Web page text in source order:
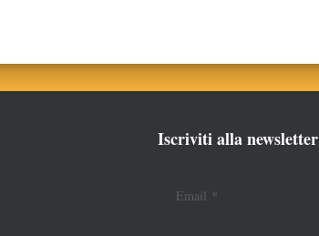
Iscriviti alla newsletter
Email *